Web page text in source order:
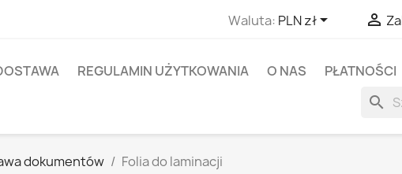
Waluta: PLN zł 
REGULAMIN UŻYTKOWANIA O NAS PŁATNOŚCI
search
dokumentów Folia do laminacji